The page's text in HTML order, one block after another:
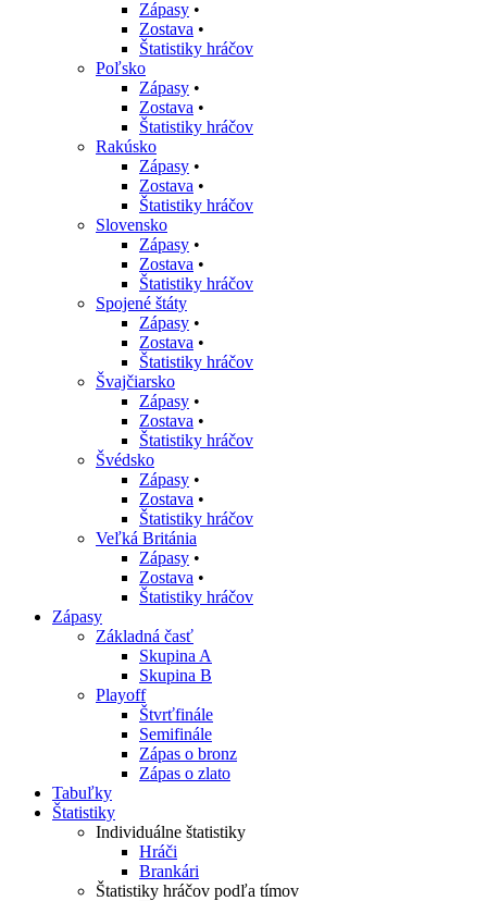
Zápasy •
Zostava •
Štatistiky hráčov
Poľsko
Zápasy •
Zostava •
Štatistiky hráčov
Rakúsko
Zápasy •
Zostava •
Štatistiky hráčov
Slovensko
Zápasy •
Zostava •
Štatistiky hráčov
Spojené štáty
Zápasy •
Zostava •
Štatistiky hráčov
Švajčiarsko
Zápasy •
Zostava •
Štatistiky hráčov
Švédsko
Zápasy •
Zostava •
Štatistiky hráčov
Veľká Británia
Zápasy •
Zostava •
Štatistiky hráčov
Zápasy
Základná časť
Skupina A
Skupina B
Playoff
Štvrťfinále
Semifinále
Zápas o bronz
Zápas o zlato
Tabuľky
Štatistiky
Individuálne štatistiky
Hráči
Brankári
Štatistiky hráčov podľa tímov